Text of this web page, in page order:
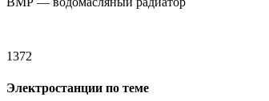
1372
Электростанции по теме